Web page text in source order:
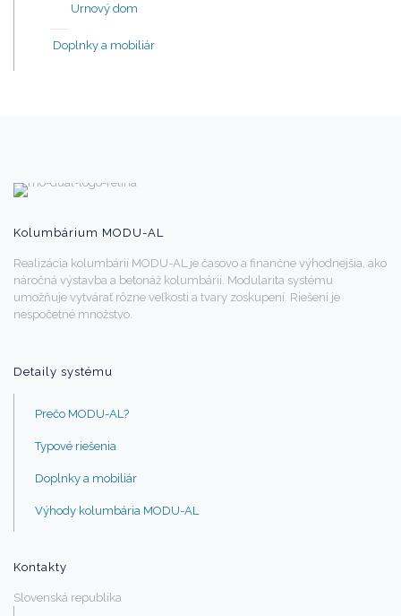
Urnový dom
Doplnky a mobiliár
Kolumbárium MODU-AL
Realizácia kolumbárií MODU-AL je časovo a finančne výhodnejšia, ako
náročná výstavba a betonáž kolumbárií. Modularita systému
umožňuje vytvárať rôzne veľkosti a tvary zoskupení. Riešení je
nespočetné množstvo.
Detaily systému
Prečo MODU-AL?
Typové riešenia
Doplnky a mobiliár
Výhody kolumbária MODU-AL
Kontakty
Slovenská republika